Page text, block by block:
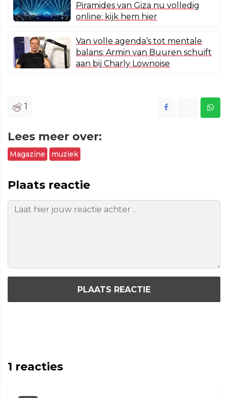
Piramides van Giza nu volledig
online: kijk hem hier
Van volle agenda’s tot mentale
balans: Armin van Buuren schuift
aan bij Charly Lownoise
1
Lees meer over:
Magazine muziek
Plaats reactie
PLAATS REACTIE
1 reacties